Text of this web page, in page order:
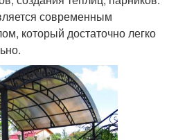
современным
который достаточно легко